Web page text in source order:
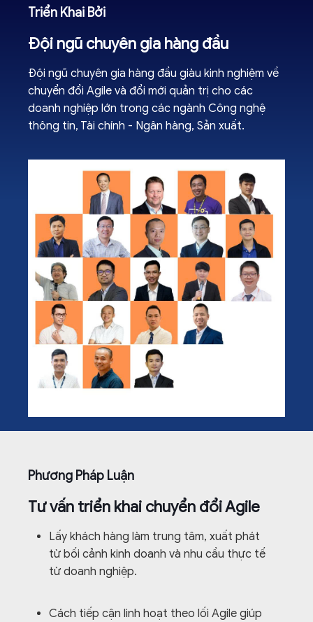
Triển Khai Bởi
Đội ngũ chuyên gia hàng đầu
Đội ngũ chuyên gia hàng đầu giàu kinh nghiệm về
chuyển đổi Agile và đổi mới quản trị cho các
doanh nghiệp lớn trong các ngành Công nghệ
thông tin, Tài chính - Ngân hàng, Sản xuất.
Phương Pháp Luận
Tư vấn triển khai chuyển đổi Agile
Lấy khách hàng làm trung tâm, xuất phát
từ bối cảnh kinh doanh và nhu cầu thực tế
từ doanh nghiệp.
Cách tiếp cận linh hoạt theo lối Agile giúp